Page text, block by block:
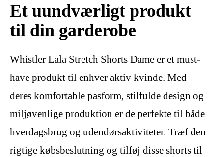
Et uundværligt produkt
til din garderobe
Whistler Lala Stretch Shorts Dame er et must-
have produkt til enhver aktiv kvinde. Med
deres komfortable pasform, stilfulde design og
miljøvenlige produktion er de perfekte til både
hverdagsbrug og udendørsaktiviteter. Træf den
rigtige købsbeslutning og tilføj disse shorts til